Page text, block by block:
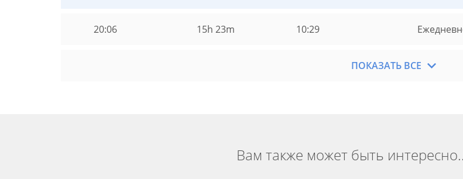
20:06 15h 23m 10:29
ПОКАЗАТЬ ВСЕ
Вам также может быть